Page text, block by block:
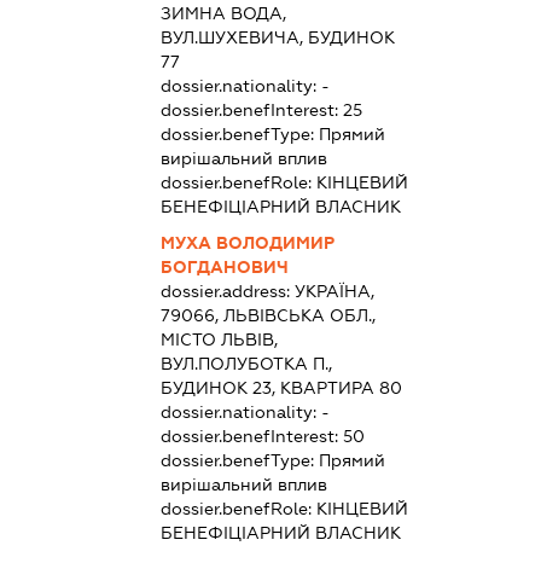
ЗИМНА ВОДА,
ВУЛ.ШУХЕВИЧА, БУДИНОК
77
dossier.nationality: -
dossier.benefInterest: 25
dossier.benefType: Прямий
вирішальний вплив
dossier.benefRole: КІНЦЕВИЙ
БЕНЕФІЦІАРНИЙ ВЛАСНИК
МУХА ВОЛОДИМИР
БОГДАНОВИЧ
dossier.address: УКРАЇНА,
79066, ЛЬВІВСЬКА ОБЛ.,
МІСТО ЛЬВІВ,
ВУЛ.ПОЛУБОТКА П.,
БУДИНОК 23, КВАРТИРА 80
dossier.nationality: -
dossier.benefInterest: 50
dossier.benefType: Прямий
вирішальний вплив
dossier.benefRole: КІНЦЕВИЙ
БЕНЕФІЦІАРНИЙ ВЛАСНИК